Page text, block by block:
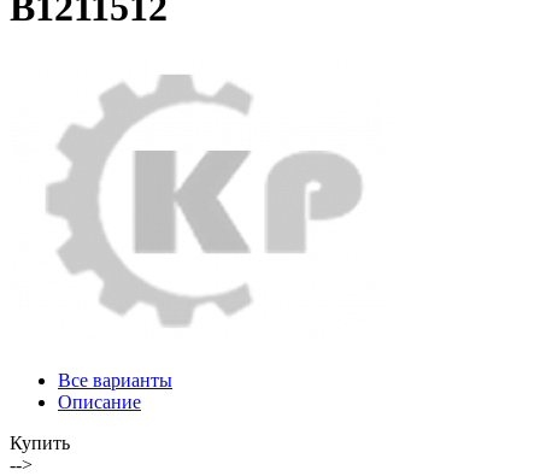
Все варианты
Описание
Купить
-->